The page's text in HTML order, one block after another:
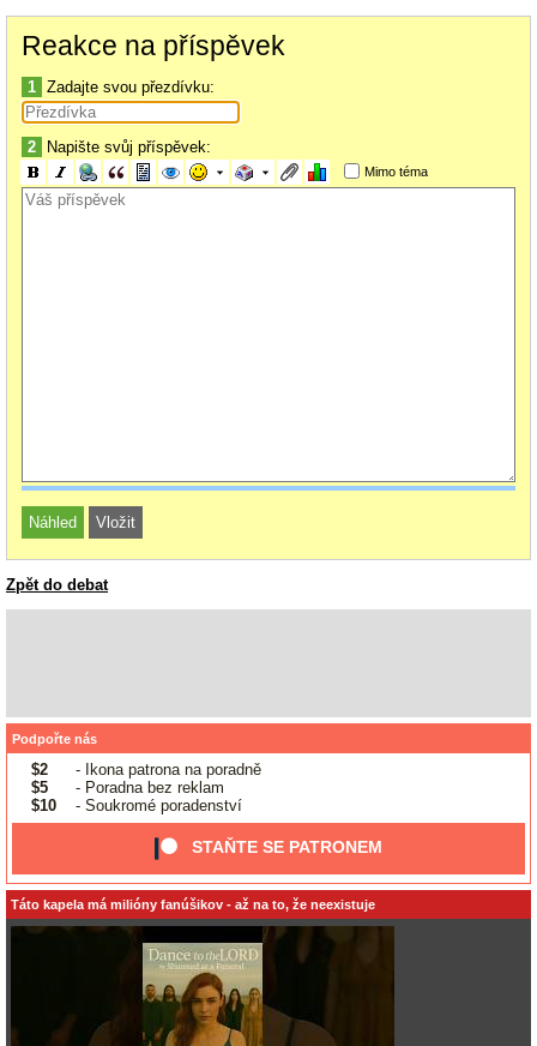
Reakce na příspěvek
1 Zadajte svou přezdívku:
2 Napište svůj příspěvek:
Mimo téma
Zpět do debat
Podpořte nás
$2
- Ikona patrona na poradně
$5
- Poradna bez reklam
$10
- Soukromé poradenství
STAŇTE SE PATRONEM
Táto kapela má milióny fanúšikov - až na to, že neexistuje